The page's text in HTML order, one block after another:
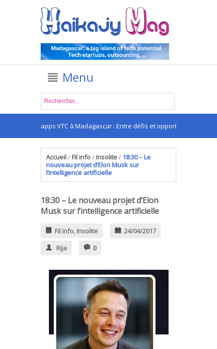
Menu
Les apps VTC à Madagascar : Entre défis et opportunités
Accueil/ Fil info/ Insolite/ 18:30 – Le
nouveau projet d’Elon Musk sur
l’intelligence artificielle
18:30 – Le nouveau projet d’Elon
Musk sur l’intelligence artificielle
Fil Info, Insolite
24/04/2017
Rija
0